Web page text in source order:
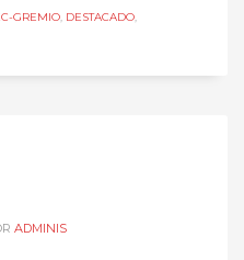
GREMIO, DESTACADO,
ADMINIS